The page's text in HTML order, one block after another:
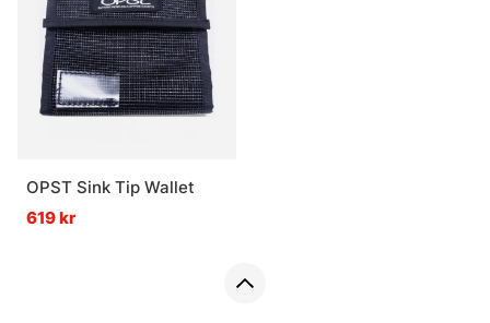
OPST Sink Tip Wallet
619 kr